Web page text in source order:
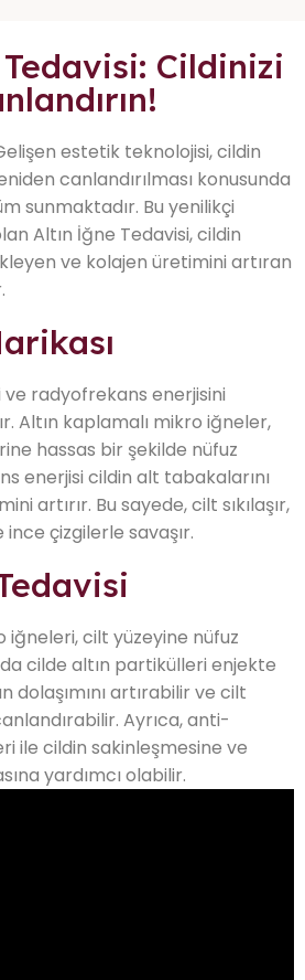
Cildinizi
estetik teknolojisi, cildin
canlandırılması konusunda
sunmaktadır. Bu yenilikçi
Altın İğne Tedavisi, cildin
ve kolajen üretimini artıran
radyofrekans enerjisini
Altın kaplamalı mikro iğneler,
hassas bir şekilde nüfuz
enerjisi cildin alt tabakalarını
artırır. Bu sayede, cilt sıkılaşır,
çizgilerle savaşır.
iğneleri, cilt yüzeyine nüfuz
cilde altın partikülleri enjekte
dolaşımını artırabilir ve cilt
Ayrıca, anti-
ile cildin sakinleşmesine ve
yardımcı olabilir.